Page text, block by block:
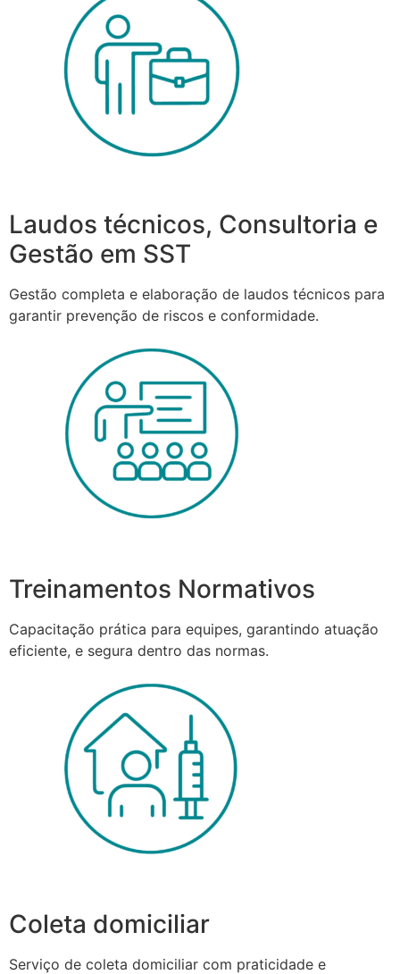
Laudos técnicos, Consultoria e
Gestão em SST
Gestão completa e elaboração de laudos técnicos para
garantir prevenção de riscos e conformidade.
Treinamentos Normativos
Capacitação prática para equipes, garantindo atuação
eficiente, e segura dentro das normas.
Coleta domiciliar
Serviço de coleta domiciliar com praticidade e